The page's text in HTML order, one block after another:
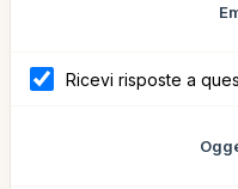
Ricevi risposte a